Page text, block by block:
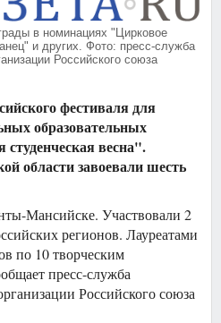
в номинациях "Цирковое
и других. Фото: пресс-служба
Российского союза
фестиваля для
образовательных
студенческая весна".
области завоевали шесть
Мансийске. Участвовали 2
регионов. Лауреатами
по 10 творческим
пресс-служба
Российского союза